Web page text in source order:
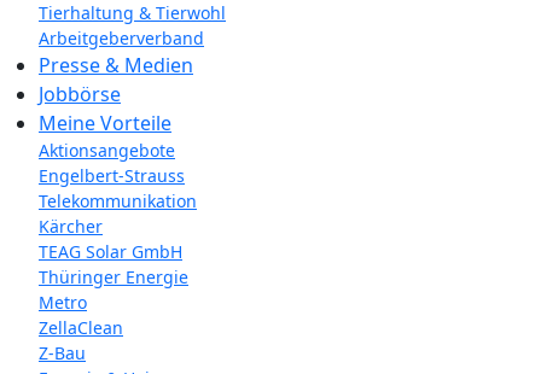
Tierhaltung & Tierwohl
Arbeitgeberverband
Presse & Medien
Jobbörse
Meine Vorteile
Aktionsangebote
Engelbert-Strauss
Telekommunikation
Kärcher
TEAG Solar GmbH
Thüringer Energie
Metro
ZellaClean
Z-Bau